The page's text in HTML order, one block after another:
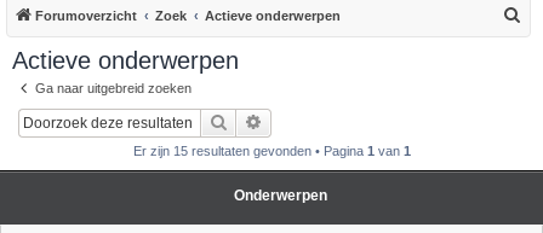
Forumoverzicht Zoek Actieve onderwerpen
Actieve onderwerpen
Ga naar uitgebreid zoeken
Zoek
Er zijn 15 resultaten gevonden • Pagina 1 van 1
Onderwerpen